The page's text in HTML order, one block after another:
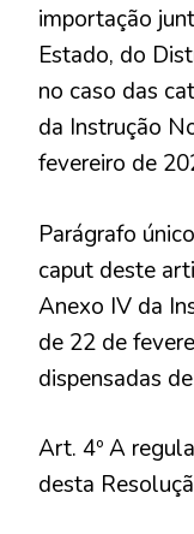
importação
Estado, do
no caso das
da Instrução
fevereiro de
Parágrafo
caput deste
Anexo IV da
de 22 de
dispensadas
Art. 4º A
desta